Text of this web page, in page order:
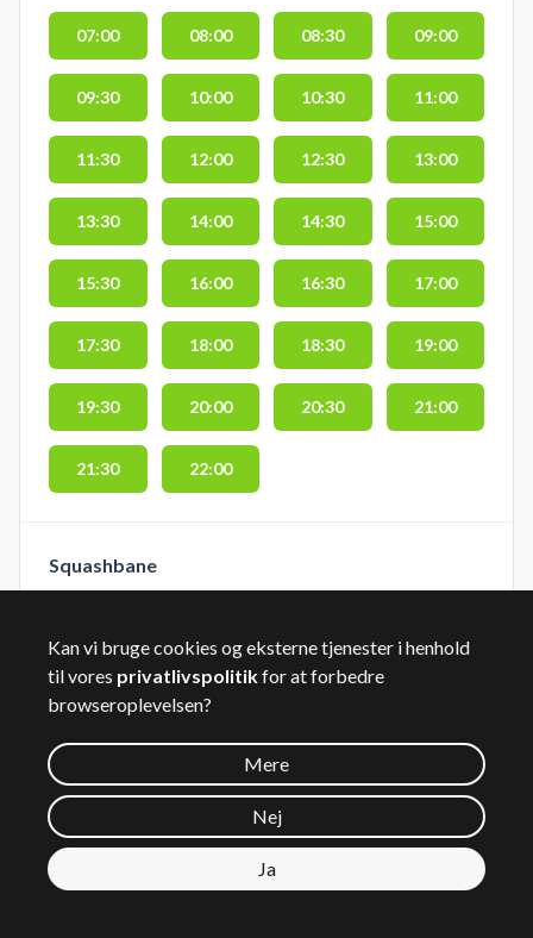
07:00 08:00 08:30 09:00
09:30 10:00 10:30 11:00
11:30 12:00 12:30 13:00
13:30 14:00 14:30 15:00
15:30 16:00 16:30 17:00
17:30 18:00 18:30 19:00
19:30 20:00 20:30 21:00
21:30 22:00
Squashbane
08:15 09:00
Kan vi bruge cookies og eksterne tjenester i henhold
til vores privatlivspolitikfor at forbedre
browseroplevelsen?
Mere
Nej
Ja